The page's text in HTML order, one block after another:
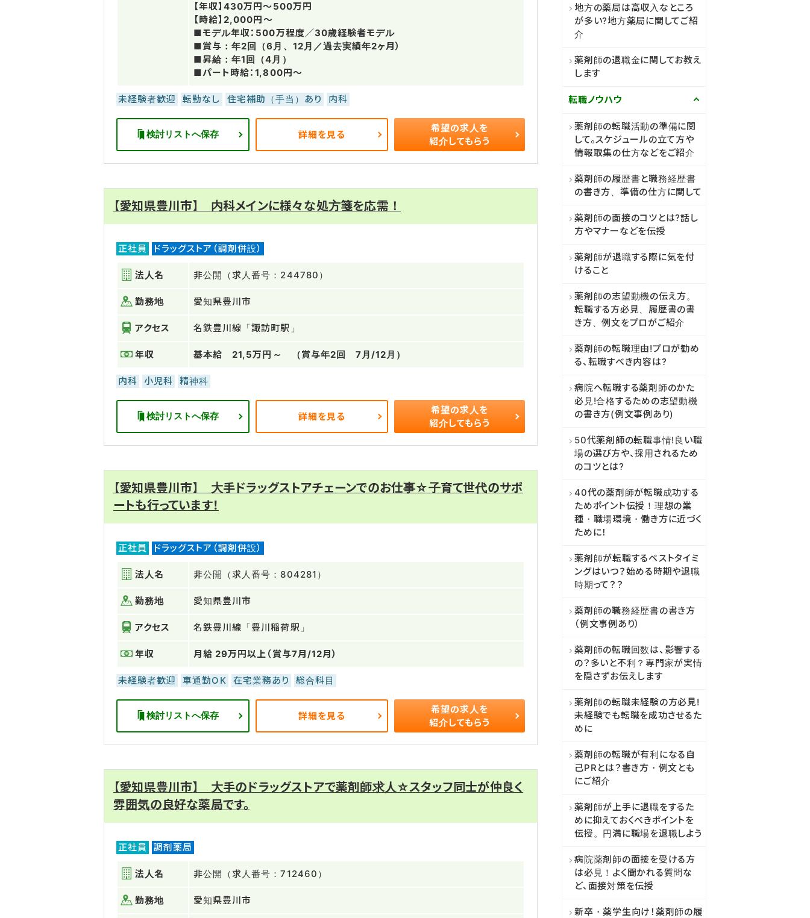
【年収】430万円～500万円
【時給】2,000円～
■モデル年収：500万程度／30歳経験者モデル
■賞与：年2回（6月、12月／過去実績年2ヶ月）
■昇給：年1回（4月）
■パート時給：1,800円～
未経験者歓迎 転勤なし 住宅補助（手当）あり 内科
検討リストへ保存 詳細を見る
希望の求人を
紹介してもらう
【愛知県豊川市】 内科メインに様々な処方箋を応需！
正社員 ドラッグストア（調剤併設）
法人名 非公開（求人番号：244780）
勤務地 愛知県豊川市
アクセス 名鉄豊川線「諏訪町駅」
年収 基本給 21,5万円～ （賞与年2回 7月/12月）
内科 小児科 精神科
検討リストへ保存 詳細を見る
希望の求人を
紹介してもらう
【愛知県豊川市】 大手ドラッグストアチェーンでのお仕事☆子育て世代のサポ
ートも行っています！
正社員 ドラッグストア（調剤併設）
法人名 非公開（求人番号：804281）
勤務地 愛知県豊川市
アクセス 名鉄豊川線「豊川稲荷駅」
年収 月給 29万円以上（賞与7月/12月）
未経験者歓迎 車通勤OK 在宅業務あり 総合科目
検討リストへ保存 詳細を見る
希望の求人を
紹介してもらう
【愛知県豊川市】 大手のドラッグストアで薬剤師求人☆スタッフ同士が仲良く
雰囲気の良好な薬局です。
正社員 調剤薬局
法人名 非公開（求人番号：712460）
勤務地 愛知県豊川市
地方の薬局は高収入なところ
が多い?地方薬局に関してご紹
介
薬剤師の退職金に関してお教え
します
転職ノウハウ
薬剤師の転職活動の準備に関
して。スケジュールの立て方や
情報取集の仕方などをご紹介
薬剤師の履歴書と職務経歴書
の書き方、準備の仕方に関して
薬剤師の面接のコツとは?話し
方やマナーなどを伝授
薬剤師が退職する際に気を付
けること
薬剤師の志望動機の伝え方。
転職する方必見、履歴書の書
き方、例文をプロがご紹介
薬剤師の転職理由!プロが勧め
る、転職すべき内容は?
病院へ転職する薬剤師のかた
必見!合格するための志望動機
の書き方(例文事例あり)
50代薬剤師の転職事情!良い職
場の選び方や、採用されるため
のコツとは?
40代の薬剤師が転職成功する
ためポイント伝授！理想の業
種・職場環境・働き方に近づく
ために！
薬剤師が転職するベストタイミ
ングはいつ？始める時期や退職
時期って？？
薬剤師の職務経歴書の書き方
（例文事例あり）
薬剤師の転職回数は、影響する
の？多いと不利？専門家が実情
を隠さずお伝えします
薬剤師の転職未経験の方必見!
未経験でも転職を成功させるた
めに
薬剤師の転職が有利になる自
己PRとは？書き方・例文とも
にご紹介
薬剤師が上手に退職をするた
めに抑えておくべきポイントを
伝授。円満に職場を退職しよう
病院薬剤師の面接を受ける方
は必見！よく聞かれる質問な
ど、面接対策を伝授
新卒・薬学生向け！薬剤師の履